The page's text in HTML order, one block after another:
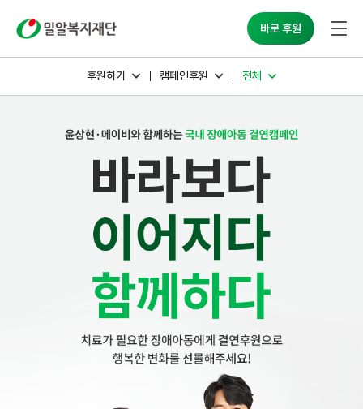
바로 후원
후원하기 캠페인후원 전체